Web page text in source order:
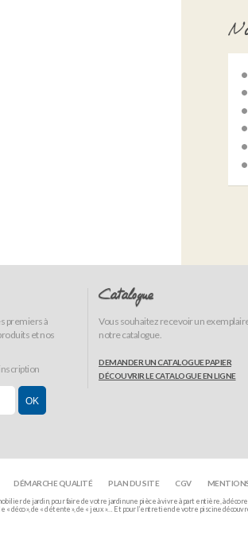
premiers à
et nos
Catalogue
Vous souhaitez recevoir un
notre catalogue.
DEMANDER UN CATALOGUE PAPIER
DÉCOUVRIR LE CATALOGUE EN LIGNE
DÉMARCHE QUALITÉ PLAN DU SITE CGV
de jardin, pour faire de votre jardin une pièce à vivre à part entière, à
déco », de « détente », de « jeux »… Et pour l’entretien de votre piscine